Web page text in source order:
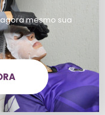
mesmo sua